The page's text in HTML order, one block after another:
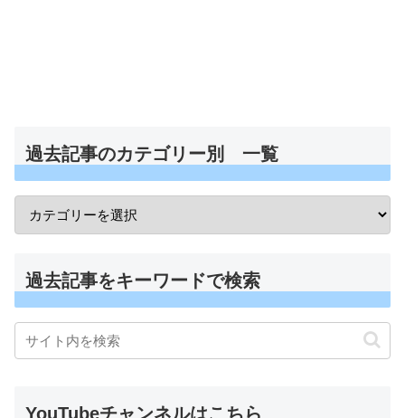
過去記事のカテゴリー別 一覧
過去記事をキーワードで検索
YouTubeチャンネルはこちら